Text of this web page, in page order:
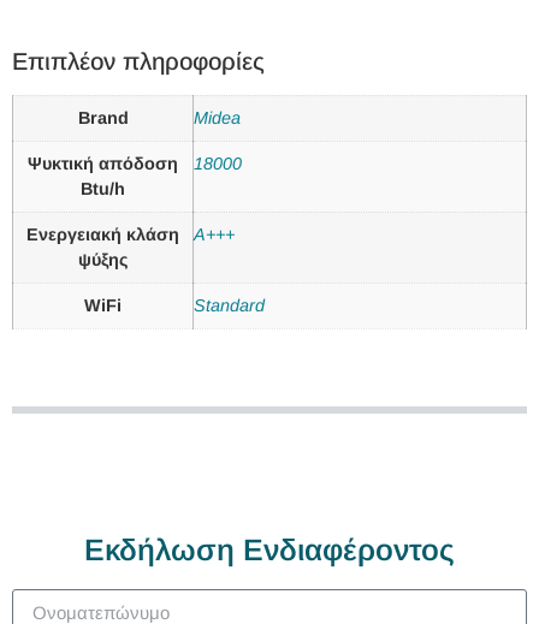
Επιπλέον πληροφορίες
Brand Midea
Ψυκτική απόδοση
Btu/h
18000
Ενεργειακή κλάση
ψύξης
A+++
WiFi Standard
Εκδήλωση Ενδιαφέροντος